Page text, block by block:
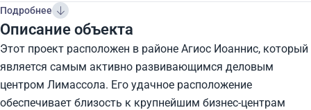
Подробнее
Описание объекта
Этот проект расположен в районе Агиос Иоаннис, который
является самым активно развивающимся деловым
центром Лимассола. Его удачное расположение
обеспечивает близость к крупнейшим бизнес-центрам